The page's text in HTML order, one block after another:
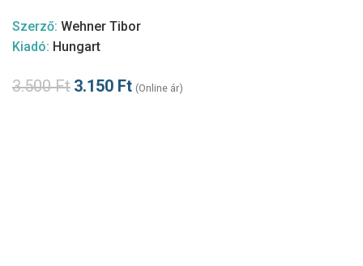
Szerző: Wehner Tibor
Kiadó: Hungart
3.500Ft 3.150 Ft (Online ár)